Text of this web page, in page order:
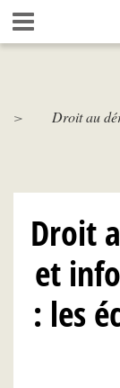
Aller
au
contenu
Droit au
Droit
et
: les
Gestion de vos